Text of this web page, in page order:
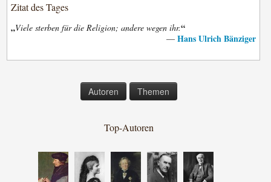
Zitat des Tages
„Viele sterben für die Religion; andere wegen ihr.“
— Hans Ulrich Bänziger
Autoren Themen
Top-Autoren